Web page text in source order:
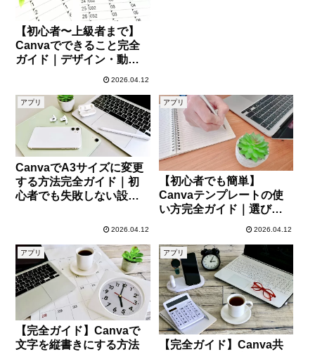
【初心者〜上級者まで】
Canvaでできること完全
ガイド｜デザイン・動
2026.04.12
アプリ
CanvaでA3サイズに変更
する方法完全ガイド｜初
心者でも失敗しない設
2026.04.12
アプリ
【初心者でも簡単】
Canvaテンプレートの使
い方完全ガイド｜選び
2026.04.12
アプリ
【完全ガイド】Canvaで
文字を縦書きにする方法
アプリ
【完全ガイド】Canva共